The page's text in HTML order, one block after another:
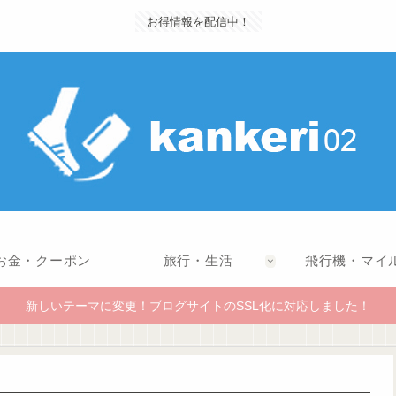
お得情報を配信中！
金・クーポン 旅行・生活 飛行機・マイ
新しいテーマに変更！ブログサイトのSSL化に対応しました！